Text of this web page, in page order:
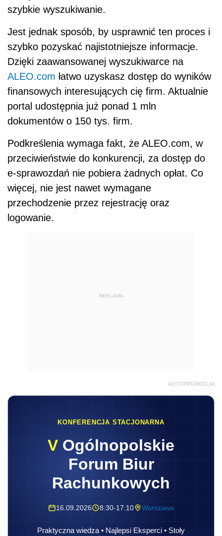
szybkie wyszukiwanie.
Jest jednak sposób, by usprawnić ten proces i
szybko pozyskać najistotniejsze informacje.
Dzięki zaawansowanej wyszukiwarce na
ALEO.com łatwo uzyskasz dostęp do wyników
finansowych interesujących cię firm. Aktualnie
portal udostępnia już ponad 1 mln
dokumentów o 150 tys. firm.
Podkreślenia wymaga fakt, że ALEO.com, w
przeciwieństwie do konkurencji, za dostęp do
e-sprawozdań nie pobiera żadnych opłat. Co
więcej, nie jest nawet wymagane
przechodzenie przez rejestrację oraz
logowanie.
REKLAMA
AUTOPROMOCJA
KONFERENCJA STACJONARNA
V Ogólnopolskie
Forum Biur
Rachunkowych
16.09.2026 8:30-17:10 Warszawa
Praktyczna wiedza • Najlepsi Eksperci • Stoły